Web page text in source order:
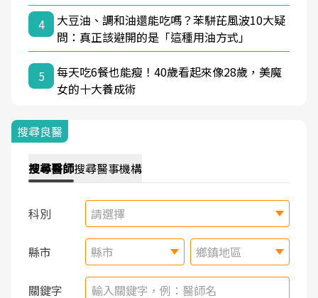
4
大豆油、調和油還能吃嗎？苯駢芘風波10大疑
問：真正該避開的是「這種用油方式」
5
每天吃6餐也能瘦！40歲看起來像28歲，美魔
女的十大養成術
搜尋良醫
搜尋醫師搜尋醫事機構
科別 請選擇
縣市 縣市 鄉鎮地區
關鍵字